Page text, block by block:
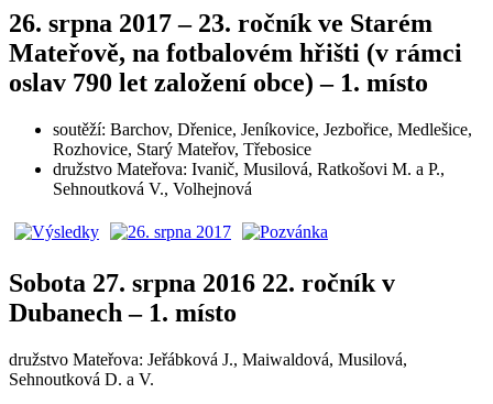
26. srpna 2017 – 23. ročník ve Starém
Mateřově, na fotbalovém hřišti (v rámci
oslav 790 let založení obce) – 1. místo
soutěží: Barchov, Dřenice, Jeníkovice, Jezbořice, Medlešice,
Rozhovice, Starý Mateřov, Třebosice
družstvo Mateřova: Ivanič, Musilová, Ratkošovi M. a P.,
Sehnoutková V., Volhejnová
Sobota 27. srpna 2016 22. ročník v
Dubanech – 1. místo
družstvo Mateřova: Jeřábková J., Maiwaldová, Musilová,
Sehnoutková D. a V.